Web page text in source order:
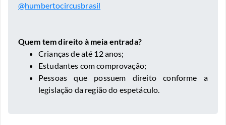
@humbertocircusbrasil
Quem tem direito à meia entrada?
Crianças de até 12 anos;
Estudantes com comprovação;
Pessoas que possuem direito conforme a
legislação da região do espetáculo.